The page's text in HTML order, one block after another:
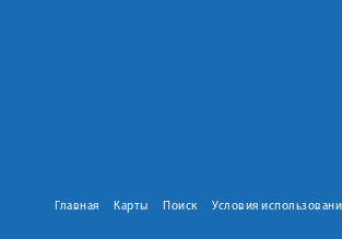
Главная Карты Поиск Условия